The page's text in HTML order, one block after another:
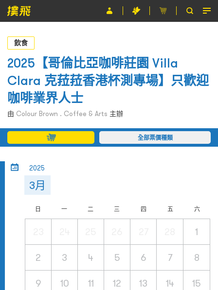
節目
主辦單位
關於撲飛
條款及細則
飲食
2025【哥倫比亞咖啡莊園 Villa
Clara 克菈菈香港杯測專場】只歡迎
咖啡業界人士
由 Colour Brown . Coffee & Arts 主辦
全部票價種類
2025
3月
日 一 二 三 四 五 六
1
2 3 4 5 6 7 8
9 10 11 12 13 14 15